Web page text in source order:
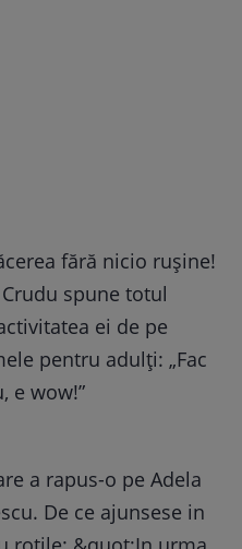
fără nicio rușine!
spune totul
ei de pe
pentru adulți: „Fac
e wow!”
a rapus-o pe Adela
De ce ajunsese in